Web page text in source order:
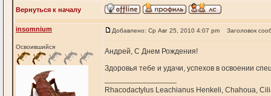
Вернуться к началу
insomnium
Освоившийся
Добавлено: Ср Авг 25, 2010 4:07 pm Заголовок
Андрей, С Днем Рождения!
Здоровья тебе и удачи, успехов в освоении
Rhacodactylus Leachianus Henkeli, Chahoua,